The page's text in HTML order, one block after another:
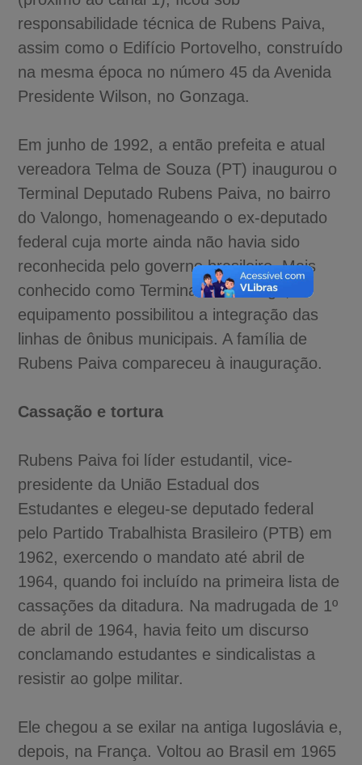
responsabilidade técnica de Rubens Paiva,
assim como o Edifício Portovelho, construído
na mesma época no número 45 da Avenida
Presidente Wilson, no Gonzaga.
Em junho de 1992, a então prefeita e atual
vereadora Telma de Souza (PT) inaugurou o
Terminal Deputado Rubens Paiva, no bairro
do Valongo, homenageando o ex-deputado
federal cuja morte ainda não havia sido
reconhecida pelo governo brasileiro. Mais
conhecido como Terminal do Valongo, o
equipamento possibilitou a integração das
linhas de ônibus municipais. A família de
Rubens Paiva compareceu à inauguração.
Cassação e tortura
Rubens Paiva foi líder estudantil, vice-
presidente da União Estadual dos
Estudantes e elegeu-se deputado federal
pelo Partido Trabalhista Brasileiro (PTB) em
1962, exercendo o mandato até abril de
1964, quando foi incluído na primeira lista de
cassações da ditadura. Na madrugada de 1º
de abril de 1964, havia feito um discurso
conclamando estudantes e sindicalistas a
resistir ao golpe militar.
Ele chegou a se exilar na antiga Iugoslávia e,
depois, na França. Voltou ao Brasil em 1965